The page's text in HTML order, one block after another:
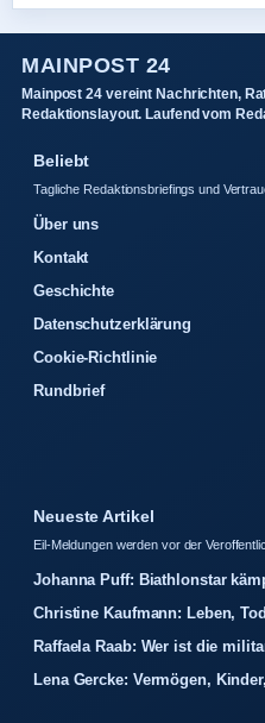
MAINPOST 24
Mainpost 24 vereint Nachrichten,
Redaktionslayout. Laufend vom
Beliebt
Tagliche Redaktionsbriefings und
Über uns
Kontakt
Geschichte
Datenschutzerklärung
Cookie-Richtlinie
Rundbrief
Neueste Artikel
Eil-Meldungen werden vor der
Johanna Puff: Biathlonstar
Christine Kaufmann: Leben,
Raffaela Raab: Wer ist die
Lena Gercke: Vermögen,